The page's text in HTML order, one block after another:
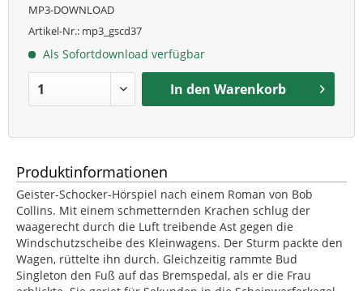
MP3-DOWNLOAD
Artikel-Nr.: mp3_gscd37
Als Sofortdownload verfügbar
In den Warenkorb
Produktinformationen
Geister-Schocker-Hörspiel nach einem Roman von Bob
Collins. Mit einem schmetternden Krachen schlug der
waagerecht durch die Luft treibende Ast gegen die
Windschutzscheibe des Kleinwagens. Der Sturm packte den
Wagen, rüttelte ihn durch. Gleichzeitig rammte Bud
Singleton den Fuß auf das Bremspedal, als er die Frau